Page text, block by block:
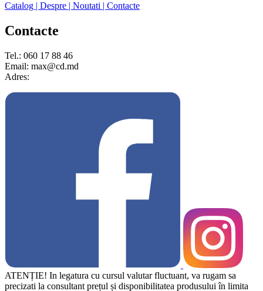
Catalog | Despre | Noutati | Contacte
Contacte
Tel.: 060 17 88 46
Email: max@cd.md
Adres:
ATENȚIE! In legatura cu cursul valutar fluctuant, va rugam sa
precizati la consultant prețul și disponibilitatea produsului în limita